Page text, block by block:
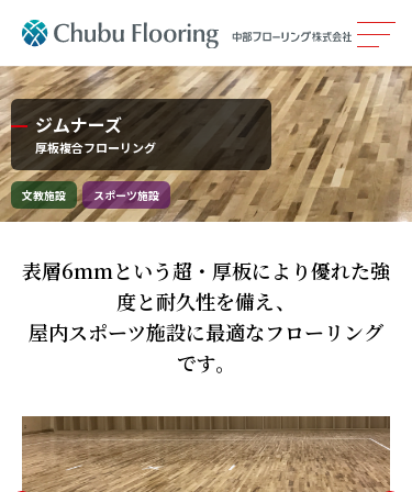
製品情報
カタログ
施工事例
メンテナンス
会社案内
サステナビリティ
ジムナーズ
厚板複合フローリング
文教施設 スポーツ施設
表層6mmという超・厚板により優れた強
度と耐久性を備え、
屋内スポーツ施設に最適なフローリング
です。